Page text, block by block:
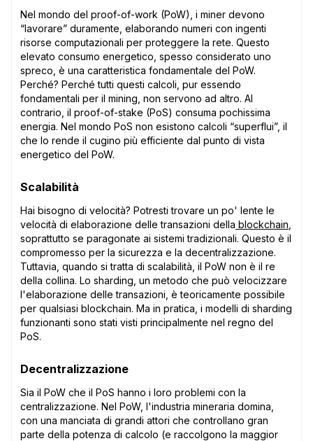
Nel mondo del proof-of-work (PoW), i miner devono
“lavorare” duramente, elaborando numeri con ingenti
risorse computazionali per proteggere la rete. Questo
elevato consumo energetico, spesso considerato uno
spreco, è una caratteristica fondamentale del PoW.
Perché? Perché tutti questi calcoli, pur essendo
fondamentali per il mining, non servono ad altro. Al
contrario, il proof-of-stake (PoS) consuma pochissima
energia. Nel mondo PoS non esistono calcoli “superflui”, il
che lo rende il cugino più efficiente dal punto di vista
energetico del PoW.
Scalabilità
Hai bisogno di velocità? Potresti trovare un po' lente le
velocità di elaborazione delle transazioni della blockchain
soprattutto se paragonate ai sistemi tradizionali. Questo è il
compromesso per la sicurezza e la decentralizzazione.
Tuttavia, quando si tratta di scalabilità, il PoW non è il re
della collina. Lo sharding, un metodo che può velocizzare
l'elaborazione delle transazioni, è teoricamente possibile
per qualsiasi blockchain. Ma in pratica, i modelli di sharding
funzionanti sono stati visti principalmente nel regno del
PoS.
Decentralizzazione
Sia il PoW che il PoS hanno i loro problemi con la
centralizzazione. Nel PoW, l'industria mineraria domina,
con una manciata di grandi attori che controllano gran
parte della potenza di calcolo (e raccolgono la maggior